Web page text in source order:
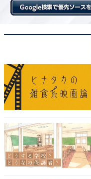
【やるといいこと】
・引っ越し
・お出かけ
・慶事
・開店・開業
・副業
・会社の登記
・投資